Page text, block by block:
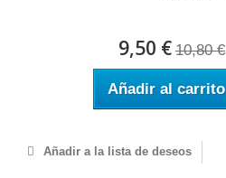
9,50 € 10,80 €
Añadir al carrito
Añadir a la lista de deseos